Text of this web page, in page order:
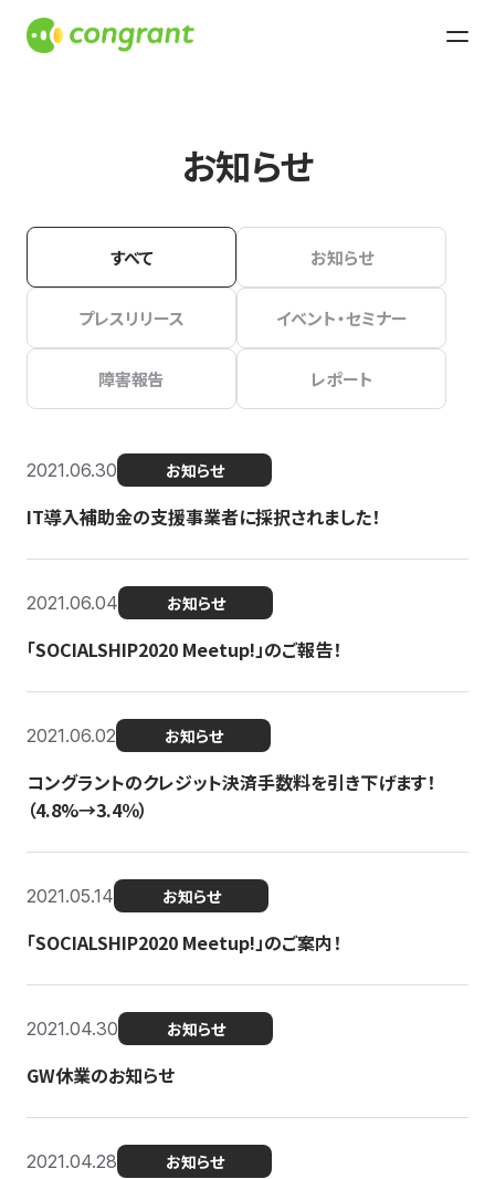
お知らせ
すべて お知らせ
プレスリリース イベント・セミナー
障害報告 レポート
2021.06.30 お知らせ
IT導入補助金の支援事業者に採択されました！
2021.06.04 お知らせ
「SOCIALSHIP2020 Meetup!」のご報告！
2021.06.02 お知らせ
コングラントのクレジット決済手数料を引き下げます！
（4.8%→3.4％）
2021.05.14 お知らせ
「SOCIALSHIP2020 Meetup!」のご案内！
2021.04.30 お知らせ
GW休業のお知らせ
2021.04.28 お知らせ